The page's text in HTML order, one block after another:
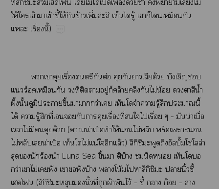
ให้​​ข้​​ซ้ี้​ให้​​ข้​ิ่​ล่​​​ู้​​​​​​
​ื่​ี้)
​​​ื่​​​ต่​​​​​ด้​​​
​​​ี่​​​ู่​​ล้​​​ไม่​น้​​​​น้ำ​
ึ้​ั้​​​​ึ้​​​ว่​​​​​ู้​​​ี้​
ได้​​ู้​​ี่​​​​​ื่​ี่​​​​ื่​–​​น่​ื่​
​ไม่​​​​ด้​(​​น่​ื่​​ให้​​ไม่​​​​​
ไม่​​​น่​ื่​​ไม่​น่​​​ล้)​ึิ​​ั้ล่​
​​​ร้​​Luna​Sea​ึ้​​​บ้​​​น่​​​
ว่​​ไม่​​ฟั​​​ฟั​บ้​​โน้​​ึิ​​​ิ้​ี้​
​(ึิ​​​​ิ้​ี่​​ผ้​​ไว้​–​ี้​​ก้​–​​